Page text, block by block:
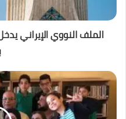
الملف النووي الإيراني